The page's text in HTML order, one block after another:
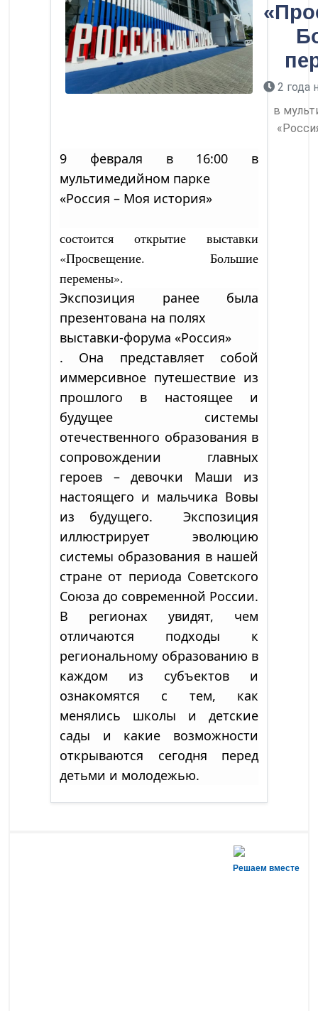
2 года
в
9 февраля в 16:00 в
мультимедийном парке
«Россия – Моя история»
состоится открытие выставки
«Просвещение. Большие
перемены».
Экспозиция ранее была
презентована на полях
выставки-форума «Россия»
. Она представляет собой
иммерсивное путешествие из
прошлого в настоящее и
будущее системы
отечественного образования в
сопровождении главных
героев – девочки Маши из
настоящего и мальчика Вовы
из будущего. Экспозиция
иллюстрирует эволюцию
системы образования в нашей
стране от периода Советского
Союза до современной России.
В регионах увидят, чем
отличаются подходы к
региональному образованию в
каждом из субъектов и
ознакомятся с тем, как
менялись школы и детские
сады и какие возможности
открываются сегодня перед
детьми и молодежью.
Решаем вместе